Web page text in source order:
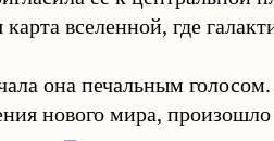
вселенной, где
она печальным
нового мира,